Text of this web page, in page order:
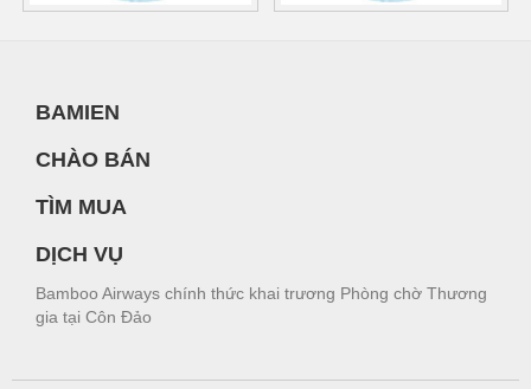
BAMIEN
CHÀO BÁN
TÌM MUA
DỊCH VỤ
Bamboo Airways chính thức khai trương Phòng chờ Thương
gia tại Côn Đảo